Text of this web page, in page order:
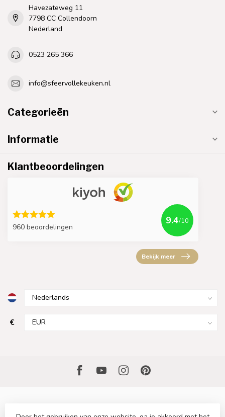
Havezateweg 11
7798 CC Collendoorn
Nederland
0523 265 366
info@sfeervollekeuken.nl
Categorieën
Informatie
Klantbeoordelingen
960 beoordelingen
9.4/10
Bekijk meer
€